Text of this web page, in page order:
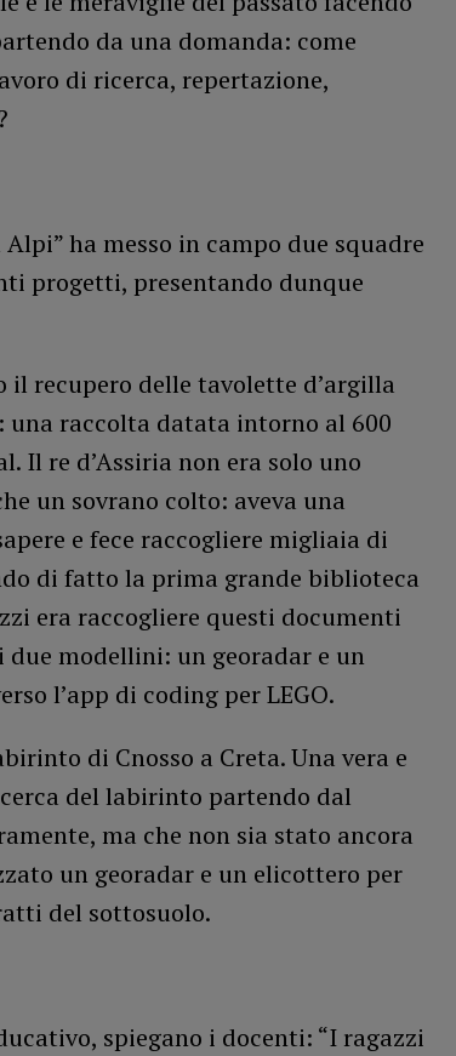
da una domanda: come
di ricerca, repertazione,
ha messo in campo due squadre
progetti, presentando dunque
recupero delle tavolette d’argilla
raccolta datata intorno al 600
Il re d’Assiria non era solo uno
un sovrano colto: aveva una
e fece raccogliere migliaia di
di fatto la prima grande biblioteca
era raccogliere questi documenti
modellini: un georadar e un
l’app di coding per LEGO.
di Cnosso a Creta. Una vera e
del labirinto partendo dal
ma che non sia stato ancora
un georadar e un elicottero per
del sottosuolo.
spiegano i docenti: “I ragazzi